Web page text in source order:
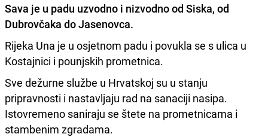
Sava je u padu uzvodno i nizvodno od Siska, od
Dubrovčaka do Jasenovca.
Rijeka Una je u osjetnom padu i povukla se s ulica u
Kostajnici i pounjskih prometnica.
Sve dežurne službe u Hrvatskoj su u stanju
pripravnosti i nastavljaju rad na sanaciji nasipa.
Istovremeno saniraju se štete na prometnicama i
stambenim zgradama.